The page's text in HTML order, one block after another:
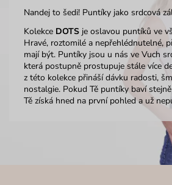
Nandej to šedi! Puntíky jako srdcová
Kolekce DOTS je oslavou puntíků ve
Hravé, roztomilé a nepřehlédnutelné,
mají být. Puntíky jsou u nás ve Vuch
která postupně prostupuje stále více
z této kolekce přináší dávku radosti,
nostalgie. Pokud Tě puntíky baví
Tě získá hned na první pohled a už